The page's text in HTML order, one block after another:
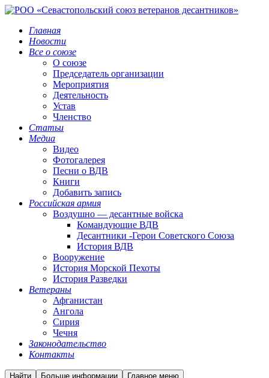
Главная
Новости
Все о союзе
О союзе
Председатель организации
Мероприятия
Деятельность
Устав
Членство
Статьи
Медиа
Видео
Фотогалерея
Песни о ВДВ
Книги
Добавить запись
Российская армия
Воздушно — десантные войска
Командующие ВДВ
Десантники -Герои Советского Союза
История ВДВ
Вооружение
История Морской Пехоты
История Разведки
Ветераны
Афганистан
Ангола
Сирия
Чечня
Законодательство
Контакты
Найти Больше информации Главное меню